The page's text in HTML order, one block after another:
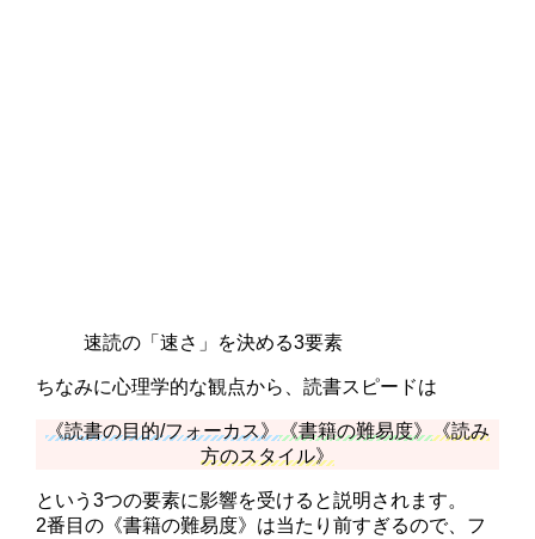
速読の「速さ」を決める3要素
ちなみに心理学的な観点から、読書スピードは
《読書の目的/フォーカス》《書籍の難易度》《読み
方のスタイル》
という3つの要素に影響を受けると説明されます。
2番目の《書籍の難易度》は当たり前すぎるので、フ